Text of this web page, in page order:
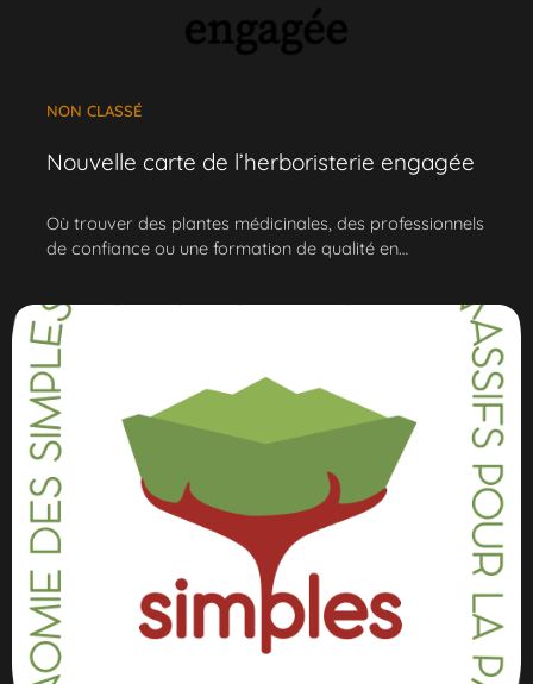
NON CLASSÉ
Nouvelle carte de l’herboristerie engagée
Où trouver des plantes médicinales, des professionnels
de confiance ou une formation de qualité en…